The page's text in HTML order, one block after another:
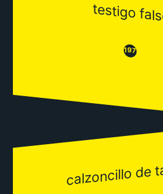
testigo
😒197😂
calzoncillo de